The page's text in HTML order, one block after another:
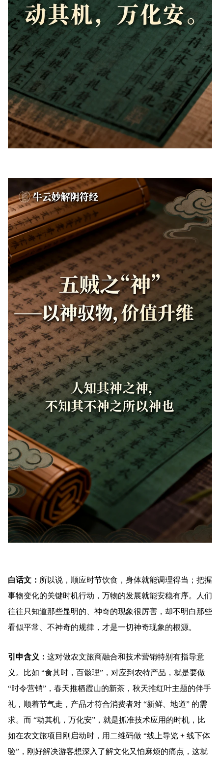
白话文： 所以说，顺应时节饮食，身体就能调理得当；把握
事物变化的关键时机行动，万物的发展就能安稳有序。人们
往往只知道那些显明的、神奇的现象很厉害，却不明白那些
看似平常、不神奇的规律，才是一切神奇现象的根源。
引申含义： 这对做农文旅商融合和技术营销特别有指导意
义。比如 “食其时，百骸理”，对应到农特产品，就是要做
“时令营销”，春天推栖霞山的新茶，秋天推红叶主题的伴手
礼，顺着节气走，产品才符合消费者对 “新鲜、地道” 的需
求。而 “动其机，万化安”，就是抓准技术应用的时机，比
如在农文旅项目刚启动时，用二维码做 “线上导览 + 线下体
验”，刚好解决游客想深入了解文化又怕麻烦的痛点，这就